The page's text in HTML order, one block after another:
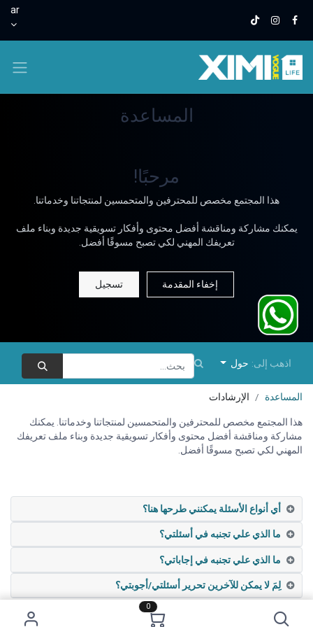
0
ar
المساعدة
مرحبًا!
هذا المجتمع مخصص للمحترفين والمتحمسين لمنتجاتنا وخدماتنا.
يمكنك مشاركة ومناقشة أفضل محتوى وأفكار تسويقية جديدة وبناء ملف
تعريفك المهني لكي تصبح مسوقًا أفضل.
إخفاء المقدمة تسجيل
اذهب إلى: حول
المساعدة الإرشادات
هذا المجتمع مخصص للمحترفين والمتحمسين لمنتجاتنا وخدماتنا. يمكنك
مشاركة ومناقشة أفضل محتوى وأفكار تسويقية جديدة وبناء ملف تعريفك
المهني لكي تصبح مسوقًا أفضل.
أي أنواع الأسئلة يمكنني طرحها هنا؟
ما الذي علي تجنبه في أسئلتي؟
ما الذي علي تجنبه في إجاباتي؟
لِمَ لا يمكن للآخرين تحرير أسئلتي/أجوبتي؟